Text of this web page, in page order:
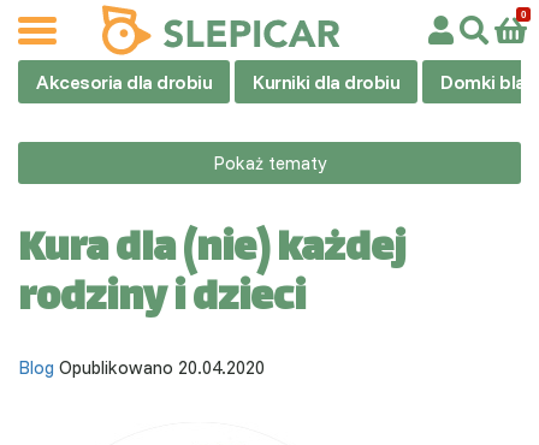
Akcesoria dla drobiu Kurniki dla drobiu Domki
Pokaż tematy
Kura dla (nie) każdej
rodziny i dzieci
Blog Opublikowano 20.04.2020